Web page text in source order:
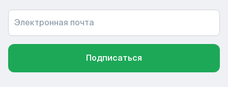
Электронная почта
Подписаться